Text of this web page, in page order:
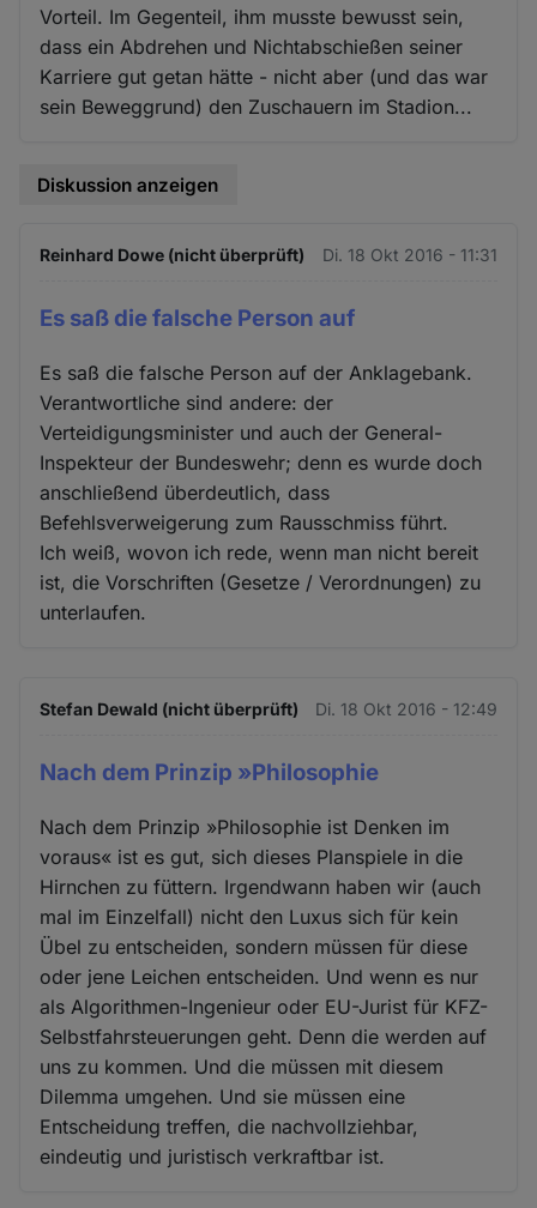
Vorteil. Im Gegenteil, ihm musste bewusst sein,
dass ein Abdrehen und Nichtabschießen seiner
Karriere gut getan hätte - nicht aber (und das war
sein Beweggrund) den Zuschauern im Stadion...
Diskussion anzeigen
Reinhard Dowe (nicht überprüft) Di. 18 Okt 2016 - 11:31
Es saß die falsche Person auf
Es saß die falsche Person auf der Anklagebank.
Verantwortliche sind andere: der
Verteidigungsminister und auch der General-
Inspekteur der Bundeswehr; denn es wurde doch
anschließend überdeutlich, dass
Befehlsverweigerung zum Rausschmiss führt.
Ich weiß, wovon ich rede, wenn man nicht bereit
ist, die Vorschriften (Gesetze / Verordnungen) zu
unterlaufen.
Stefan Dewald (nicht überprüft) Di. 18 Okt 2016 - 12:49
Nach dem Prinzip »Philosophie
Nach dem Prinzip »Philosophie ist Denken im
voraus« ist es gut, sich dieses Planspiele in die
Hirnchen zu füttern. Irgendwann haben wir (auch
mal im Einzelfall) nicht den Luxus sich für kein
Übel zu entscheiden, sondern müssen für diese
oder jene Leichen entscheiden. Und wenn es nur
als Algorithmen-Ingenieur oder EU-Jurist für KFZ-
Selbstfahrsteuerungen geht. Denn die werden auf
uns zu kommen. Und die müssen mit diesem
Dilemma umgehen. Und sie müssen eine
Entscheidung treffen, die nachvollziehbar,
eindeutig und juristisch verkraftbar ist.